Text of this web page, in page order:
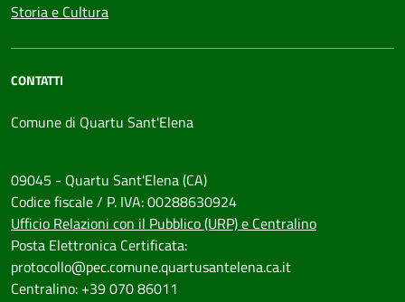
Storia e Cultura
CONTATTI
Comune di Quartu Sant'Elena
09045 - Quartu Sant'Elena (CA)
Codice fiscale / P. IVA: 00288630924
Ufficio Relazioni con il Pubblico (URP) e Centralino
Posta Elettronica Certificata:
protocollo@pec.comune.quartusantelena.ca.it
Centralino: +39 070 86011